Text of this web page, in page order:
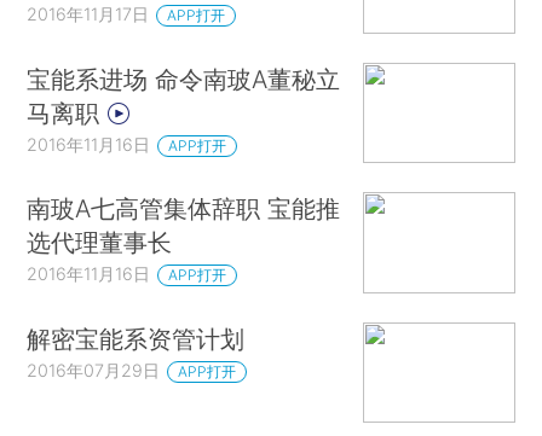
2016年11月17日 APP打开
宝能系进场 命令南玻A董秘立
马离职
2016年11月16日 APP打开
南玻A七高管集体辞职 宝能推
选代理董事长
2016年11月16日 APP打开
解密宝能系资管计划
2016年07月29日 APP打开